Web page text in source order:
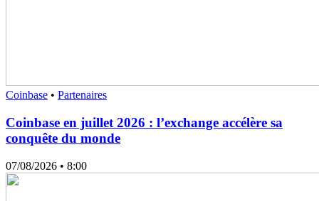
Coinbase • Partenaires
Coinbase en juillet 2026 : l’exchange accélère sa
conquête du monde
07/08/2026 • 8:00